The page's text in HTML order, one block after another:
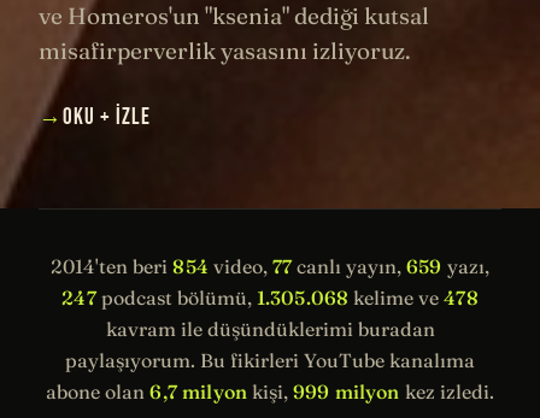
ve Homeros'un "ksenia" dediği kutsal
misafirperverlik yasasını izliyoruz.
→ OKU + İZLE
2014'ten beri854 video, 77canlı yayın,659 yazı,
247podcast bölümü, 1.305.068 kelime ve478
kavram ile düşündüklerimi buradan
paylaşıyorum. Bu fikirleri YouTube kanalıma
abone olan6,7 milyon kişi, 999 milyon kez izledi.